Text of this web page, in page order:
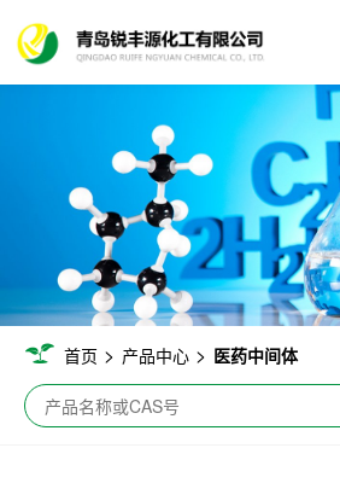
首页 > 产品中心 > 医药中间体